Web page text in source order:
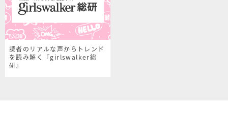
読者のリアルな声からトレンド
を読み解く『girlswalker総
研』